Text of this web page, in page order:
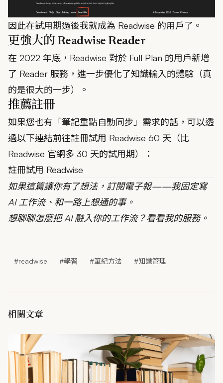
因此在試用期過後我就成為 Readwise 的用戶了。
更強大的 Readwise Reader
在 2022 年底，Readwise 對於 Full Plan 的用戶新增
了 Reader 服務，進一步優化了知識輸入的體驗（真
的是很大的一步）。
推薦註冊
如果您也有「筆記重點自動同步」需求的話，可以透
過以下連結前往註冊試用 Readwise 60 天（比
Readwise 官網多 30 天的試用期）：
註冊試用 Readwise
如果這篇讓你有了想法， 訂閱電子報——我固定寫
AI 工作流、和一路上想通的事。
想聊聊怎麼把 AI 融入你的工作流？看看我的服務。
#readwise #學習 #筆紀方法 #知識管理
相關文章